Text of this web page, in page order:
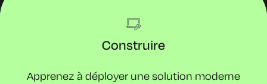
Construire
Apprenez à déployer une solution moderne